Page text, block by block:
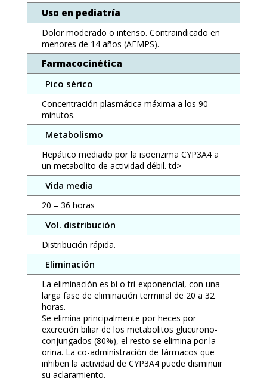
Uso en pediatría
Dolor moderado o intenso. Contraindicado en
menores de 14 años (AEMPS).
Farmacocinética
Pico sérico
Concentración plasmática máxima a los 90
minutos.
Metabolismo
Hepático mediado por la isoenzima CYP3A4 a
un metabolito de actividad débil. td>
Vida media
20 – 36 horas
Vol. distribución
Distribución rápida.
Eliminación
La eliminación es bi o tri-exponencial, con una
larga fase de eliminación terminal de 20 a 32
horas.
Se elimina principalmente por heces por
excreción biliar de los metabolitos glucurono-
conjungados (80%), el resto se elimina por la
orina. La co-administración de fármacos que
inhiben la actividad de CYP3A4 puede disminuir
su aclaramiento.